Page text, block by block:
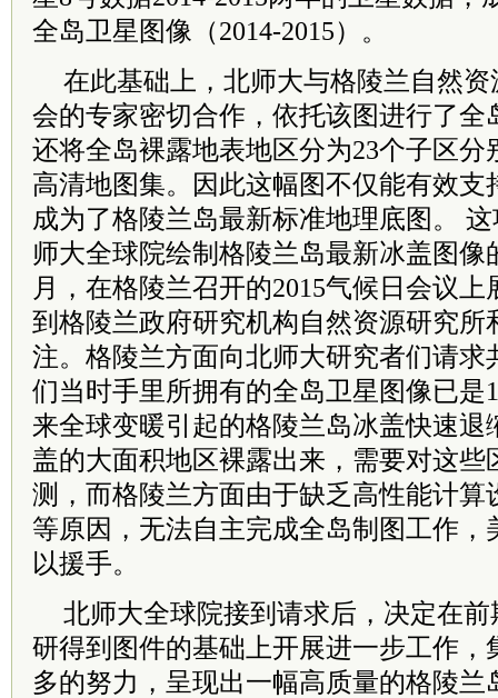
全岛卫星图像（2014-2015）。
在此基础上，北师大与格陵兰自然
会的专家密切合作，依托该图进行了全
还将全岛裸露地表地区分为23个子区分
高清地图集。因此这幅图不仅能有效支
成为了格陵兰岛最新标准地理底图。
师大全球院绘制格陵兰岛最新冰盖图像
月，在格陵兰召开的2015气候日会议
到格陵兰政府研究机构自然资源研究所
注。格陵兰方面向北师大研究者们请求
们当时手里所拥有的全岛卫星图像已是
来全球变暖引起的格陵兰岛冰盖快速退
盖的大面积地区裸露出来，需要对这些
测，而格陵兰方面由于缺乏高性能计算
等原因，无法自主完成全岛制图工作，
以援手。
北师大全球院接到请求后，决定在
研得到图件的基础上开展进一步工作，
多的努力，呈现出一幅高质量的格陵兰